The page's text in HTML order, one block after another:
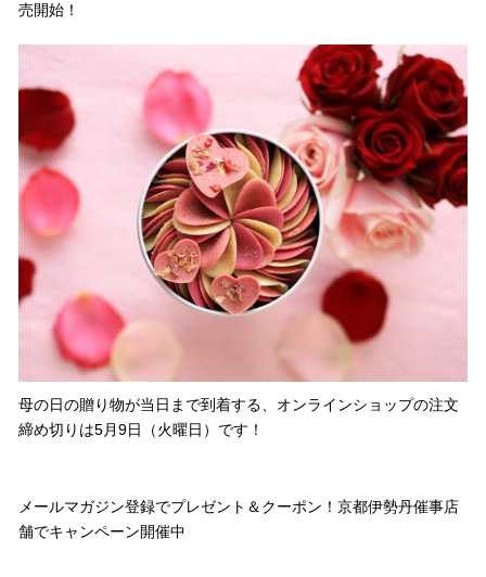
売開始！
母の日の贈り物が当日まで到着する、オンラインショップの注文
締め切りは5月9日（火曜日）です！
メールマガジン登録でプレゼント＆クーポン！京都伊勢丹催事店
舗でキャンペーン開催中